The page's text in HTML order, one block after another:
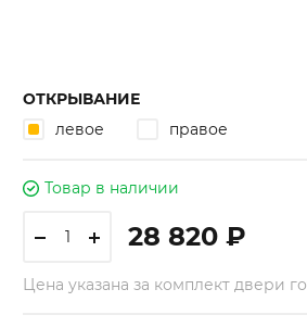
ОТКРЫВАНИЕ
левое
правое
Товар в наличии
28 820 ₽
Цена указана за комплект двери